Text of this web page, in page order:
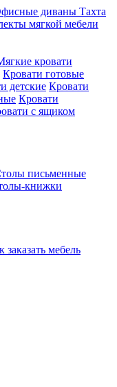
диваны Тахта
мягкой мебели
кровати
Кровати готовые
детские Кровати
Кровати
с ящиком
письменные
книжки
заказать мебель